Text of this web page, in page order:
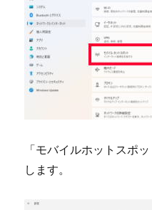
「モバイルホットスポ
します。